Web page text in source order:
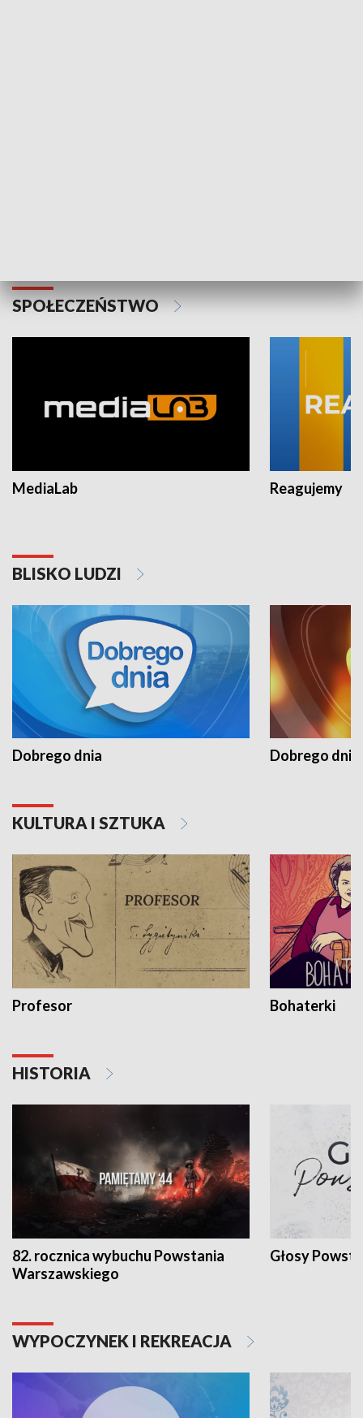
SPOŁECZEŃSTWO
MediaLab Reagujemy
BLISKO LUDZI
Dobrego dnia Dobrego dnia
KULTURA I SZTUKA
Profesor Bohaterki
HISTORIA
82. rocznica wybuchu Powstania
Warszawskiego
Głosy
WYPOCZYNEK I REKREACJA